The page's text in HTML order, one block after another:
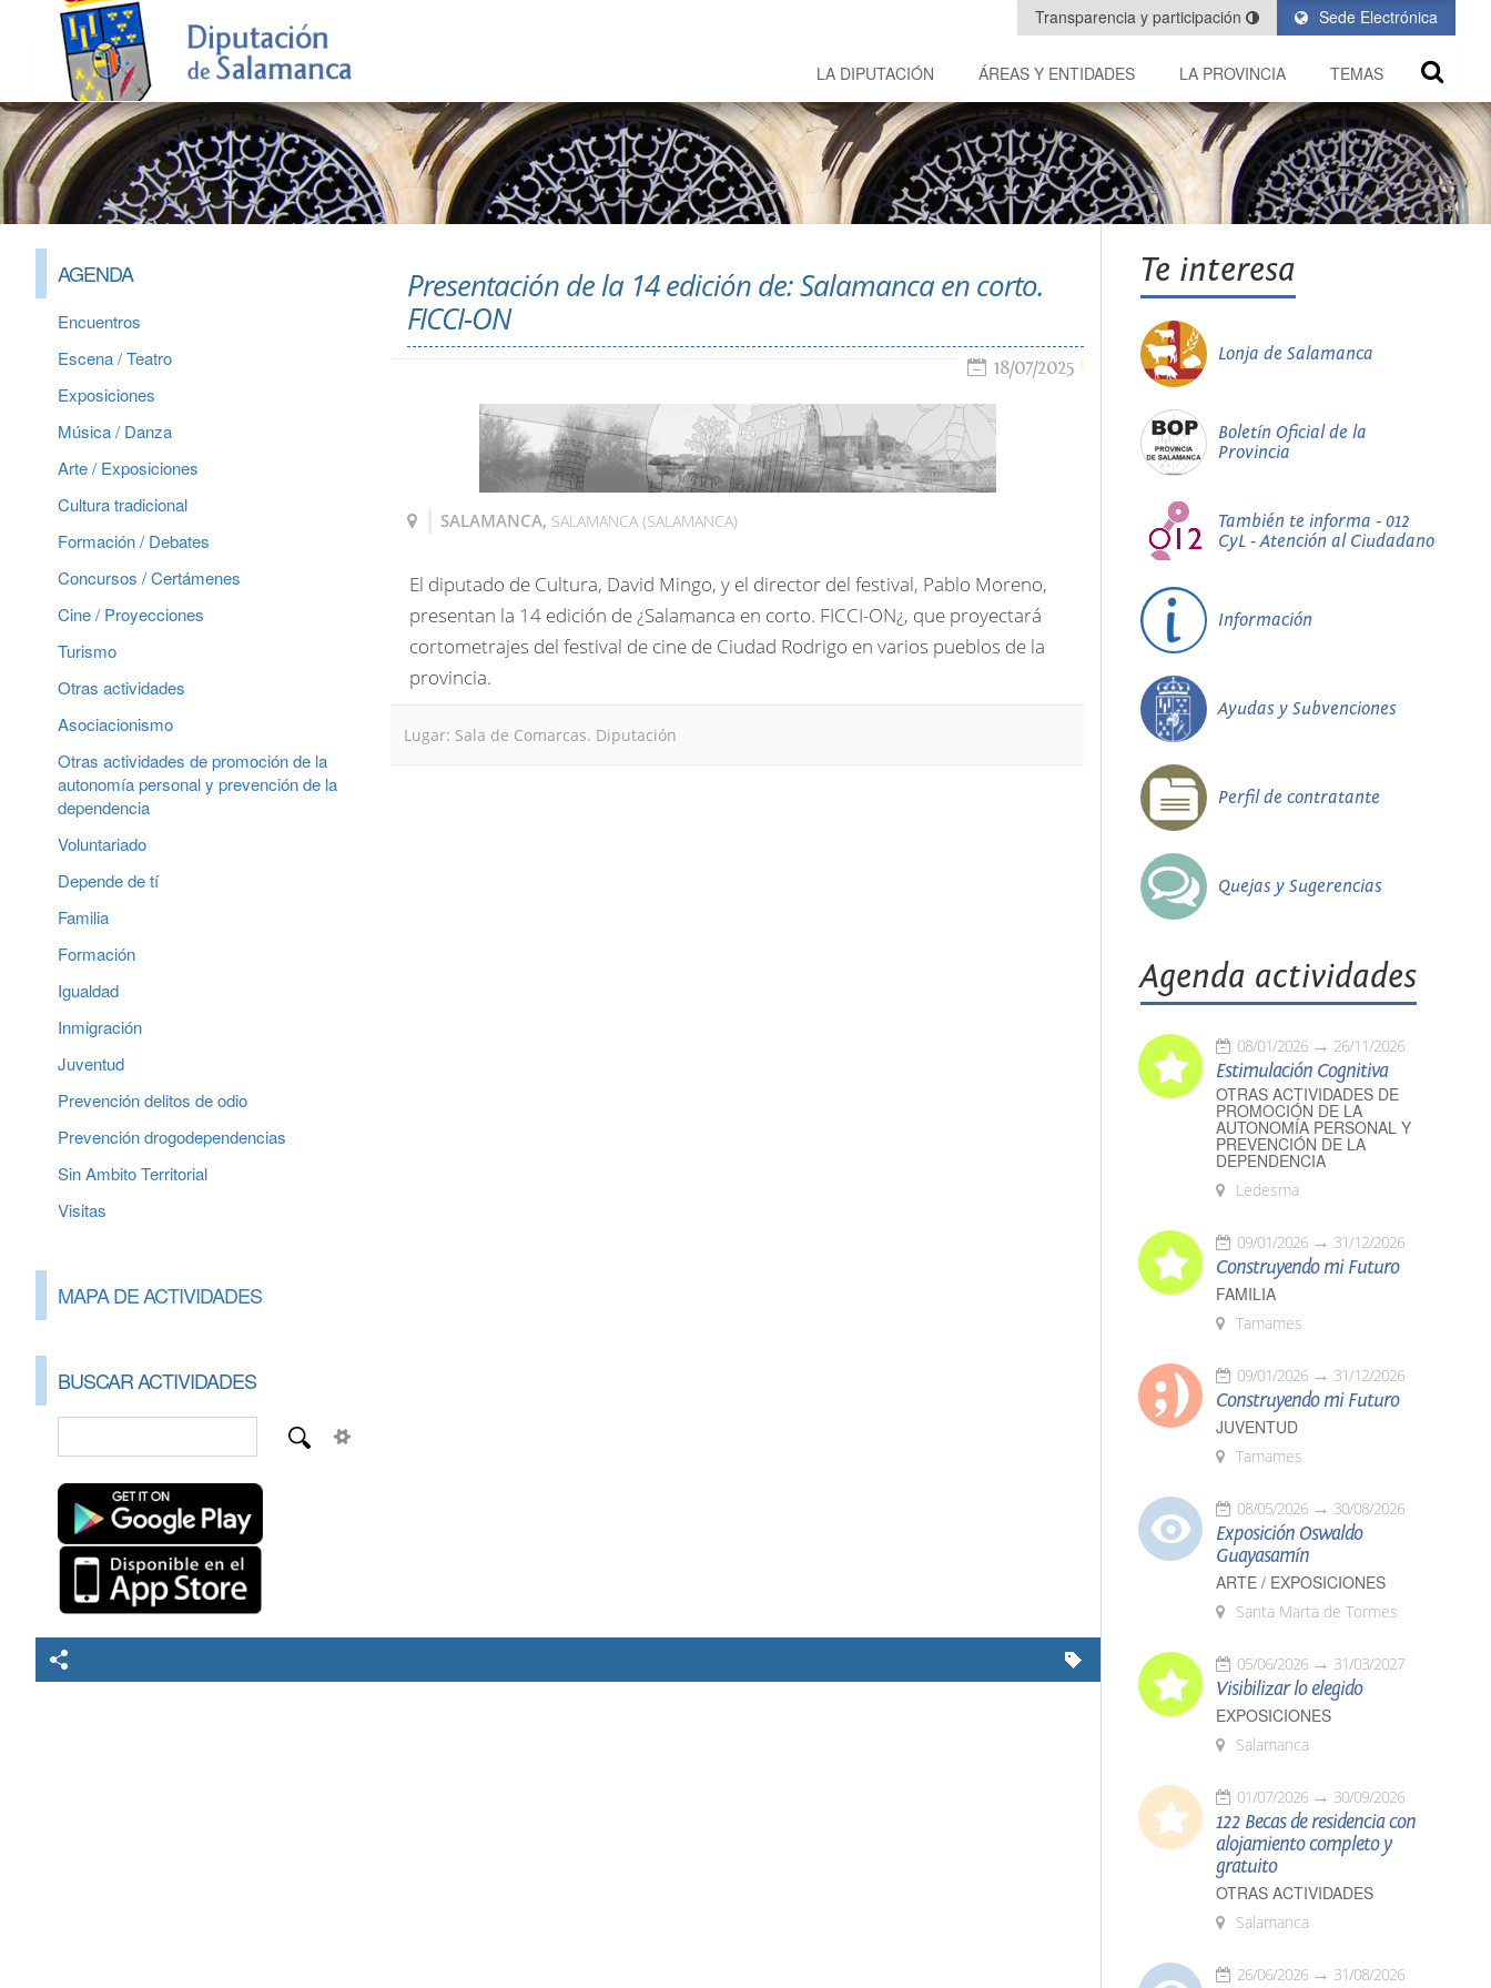
Sede Electrónica
Transparencia y participación
LA DIPUTACIÓN ÁREAS Y ENTIDADES LA PROVINCIA TEMAS
AGENDA
Encuentros
Escena / Teatro
Exposiciones
Música / Danza
Arte / Exposiciones
Cultura tradicional
Formación / Debates
Concursos / Certámenes
Cine / Proyecciones
Turismo
Otras actividades
Asociacionismo
Otras actividades de promoción de la
autonomía personal y prevención de la
dependencia
Voluntariado
Depende de tí
Familia
Formación
Igualdad
Inmigración
Juventud
Prevención delitos de odio
Prevención drogodependencias
Sin Ambito Territorial
Visitas
MAPA DE ACTIVIDADES
BUSCAR ACTIVIDADES
Presentación de la 14 edición de: Salamanca en corto.
FICCI-ON
18/07/2025
SALAMANCA SALAMANCA (SALAMANCA)
El diputado de Cultura, David Mingo, y el director del festival, Pablo Moreno,
presentan la 14 edición de ¿Salamanca en corto. FICCI-ON¿, que proyectará
cortometrajes del festival de cine de Ciudad Rodrigo en varios pueblos de la
provincia.
Lugar: Sala de Comarcas. Diputación
Te interesa
Lonja de Salamanca
Boletín Oficial de la
Provincia
También te informa - 012
CyL - Atención al Ciudadano
Información
Ayudas y Subvenciones
Perfil de contratante
Quejas y Sugerencias
Agenda actividades
08/01/2026 26/11/2026
Estimulación Cognitiva
OTRAS ACTIVIDADES DE
PROMOCIÓN DE LA
AUTONOMÍA PERSONAL Y
PREVENCIÓN DE LA
DEPENDENCIA
Ledesma
09/01/2026 31/12/2026
Construyendo mi Futuro
FAMILIA
Tamames
09/01/2026 31/12/2026
Construyendo mi Futuro
JUVENTUD
Tamames
08/05/2026 30/08/2026
Exposición Oswaldo
Guayasamín
ARTE / EXPOSICIONES
Santa Marta de Tormes
05/06/2026 31/03/2027
Visibilizar lo elegido
EXPOSICIONES
Salamanca
01/07/2026 30/09/2026
122 Becas de residencia con
alojamiento completo y
gratuito
OTRAS ACTIVIDADES
Salamanca
26/06/2026 31/08/2026